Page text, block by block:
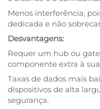
Menos interferência,
dedicada e não
Desvantagens:
Requer um hub ou
componente extra à
Taxas de dados mais
dispositivos de alta
segurança.